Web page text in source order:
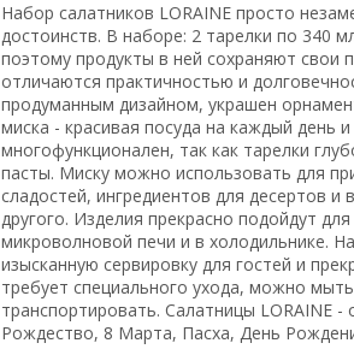
Набор салатников LORAINE просто
достоинств. В наборе: 2 тарелки по 340
поэтому продукты в ней сохраняют свои
отличаются практичностью и
продуманным дизайном, украшен
миска - красивая посуда на каждый день
многофункционален, так как тарелки
пасты. Миску можно использовать для
сладостей, ингредиентов для десертов
другого. Изделия прекрасно подойдут
микроволновой печи и в холодильнике.
изысканную сервировку для гостей и
требует специального ухода, можно
транспортировать. Салатницы LORAINE
Рождество, 8 Марта, Пасха, День